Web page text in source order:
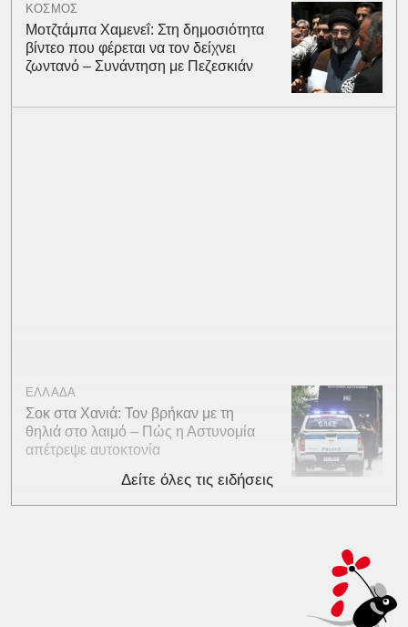
ΚΟΣΜΟΣ
Μοτζτάμπα Χαμενεΐ: Στη δημοσιότητα
βίντεο που φέρεται να τον δείχνει
ζωντανό – Συνάντηση με Πεζεσκιάν
ΕΛΛΑΔΑ
Σοκ στα Χανιά: Τον βρήκαν με τη
θηλιά στο λαιμό – Πώς η Αστυνομία
απέτρεψε αυτοκτονία
Δείτε όλες τις ειδήσεις